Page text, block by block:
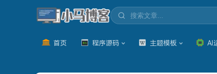
首页 程序源码 主题模板 AI